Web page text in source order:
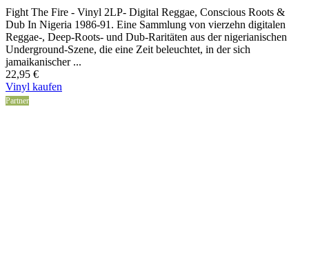
Fight The Fire - Vinyl 2LP- Digital Reggae, Conscious Roots &
Dub In Nigeria 1986-91. Eine Sammlung von vierzehn digitalen
Reggae-, Deep-Roots- und Dub-Raritäten aus der nigerianischen
Underground-Szene, die eine Zeit beleuchtet, in der sich
jamaikanischer ...
22,95 €
Vinyl kaufen
Partner